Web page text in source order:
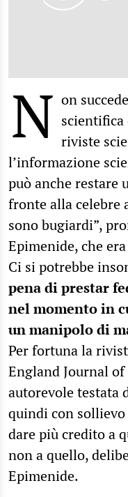
N on
scientifica
riviste
l’informazione
può anche restare
fronte alla celebre
sono bugiardi”,
Epimenide, che
Ci si potrebbe
pena di prestar
nel momento in
un manipolo di
Per fortuna la
England Journal
autorevole testata
quindi con
dare più credito a
non a quello,
Epimenide.